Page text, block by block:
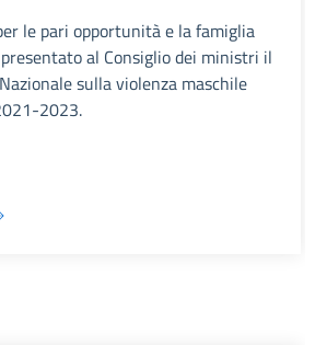
le pari opportunità e la famiglia
al Consiglio dei ministri il
sulla violenza maschile
2023.